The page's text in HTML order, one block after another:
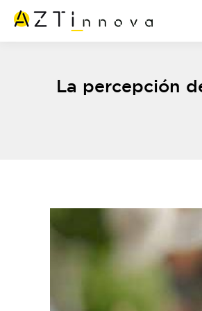
La percepción